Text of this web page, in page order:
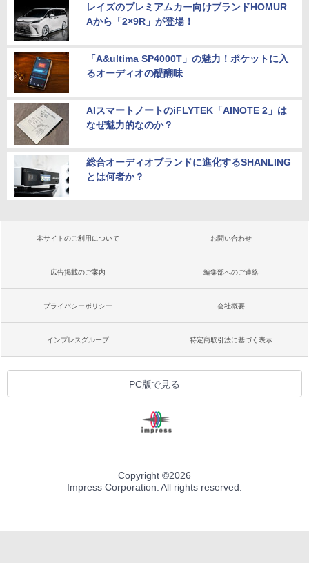
レイズのプレミアムカー向けブランドHOMUR
Aから「2×9R」が登場！
「A&ultima SP4000T」の魅力！ポケットに入
るオーディオの醍醐味
AIスマートノートのiFLYTEK「AINOTE 2」は
なぜ魅力的なのか？
総合オーディオブランドに進化するSHANLING
とは何者か？
本サイトのご利用について お問い合わせ
広告掲載のご案内 編集部へのご連絡
プライバシーポリシー 会社概要
インプレスグループ 特定商取引法に基づく表示
PC版で見る
Copyright ©2026
Impress Corporation. All rights reserved.